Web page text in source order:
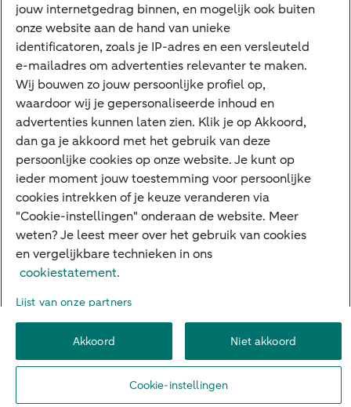
Apple Pay
Google Pay
Veilig bankieren
Meest gezocht
Hypotheek berekenen
E.dentifier
Jaaroverzicht
Rood staan
Over ABN AMRO
Werken bij ABN AMRO
DuurzaamheidVeiligheidPrivacy DisclaimerCookie-instellingen
© 2026 ABN AMRO
jouw internetgedrag binnen, en mogelijk ook buiten
onze website aan de hand van unieke
identificatoren, zoals je IP-adres en een versleuteld
e-mailadres om advertenties relevanter te maken.
Wij bouwen zo jouw persoonlijke profiel op,
waardoor wij je gepersonaliseerde inhoud en
advertenties kunnen laten zien. Klik je op Akkoord,
dan ga je akkoord met het gebruik van deze
persoonlijke cookies op onze website. Je kunt op
ieder moment jouw toestemming voor persoonlijke
cookies intrekken of je keuze veranderen via
"Cookie-instellingen" onderaan de website. Meer
weten? Je leest meer over het gebruik van cookies
en vergelijkbare technieken in ons
cookiestatement.
Lijst van onze partners
Akkoord Niet akkoord
Cookie-instellingen